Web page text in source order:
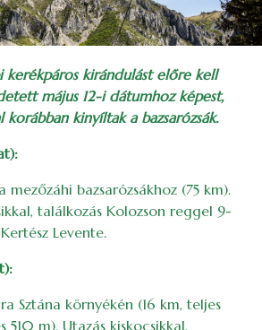
kerékpáros kirándulást előre kell
május 12-i dátumhoz képest,
korábban kinyíltak a bazsarózsák.
mezőzáhi bazsarózsákhoz (75 km).
találkozás Kolozson reggel 9-
Levente.
Sztána környékén (16 km, teljes
510 m). Utazás kiskocsikkal,